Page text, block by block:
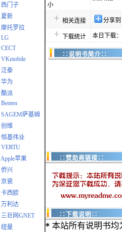
西门子
夏新
摩托罗拉
LG
CECT
VKmobile
泛泰
华为
酷派
Benten
SAGEM萨基姆
创维
恒基伟业
VERTU
Apple苹果
侨兴
京瓷
卡西欧
万利达
三巨网GNET
纽曼
小
相关连接 分享
下载统计 本日下载
∷说明书简介∷
∷赞助商链接∷
∷下载说明∷
* 本站所有说明书均